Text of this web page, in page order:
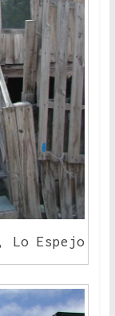
Lo Espejo